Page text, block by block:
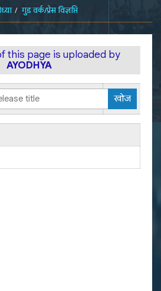
गुड वर्क/प्रेस विज्ञप्ति
this page is uploaded by
AYODHYA